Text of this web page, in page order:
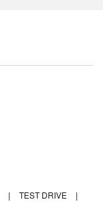
| TEST DRIVE
|